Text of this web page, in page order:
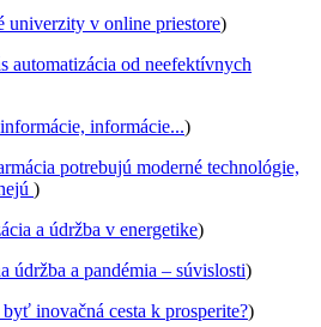
univerzity v online priestore)
automatizácia od neefektívnych
informácie...)
potrebujú moderné technológie,
)
a údržba v energetike)
údržba a pandémia – súvislosti)
inovačná cesta k prosperite?)